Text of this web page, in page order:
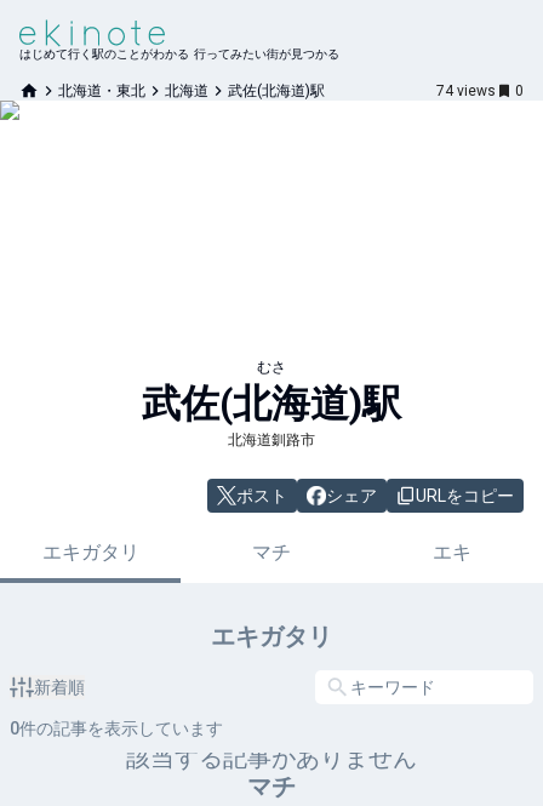
はじめて行く駅のことがわかる 行ってみたい街が見つかる
北海道・東北 北海道 武佐(北海道)駅 74 views 0
むさ
武佐(北海道)駅
北海道釧路市
ポスト シェア URLをコピー
エキガタリ マチ エキ
エキガタリ
新着順
0件の記事を表示しています
該当する記事がありません
マチ